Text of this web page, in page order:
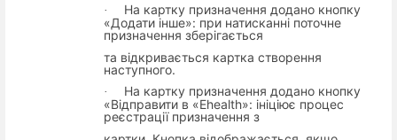
·
На картку призначення додано кнопку
«Додати інше»: при натисканні поточне
призначення зберігається
та відкривається картка створення
наступного.
·
На картку призначення додано кнопку
«Відправити в «Ehealth»: ініціює процес
реєстрації призначення з